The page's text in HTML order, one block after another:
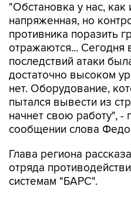
"Обстановка у нас, как
напряженная, но
противника поразить
отражаются... Сегодня
последствий атаки
достаточно высоком
нет. Оборудование,
пытался вывести из
начнет свою работу", -
сообщении слова
Глава региона
отряда
системам "БАРС".